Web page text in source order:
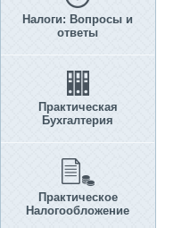
Налоги: Вопросы и
ответы
Практическая
Бухгалтерия
Практическое
Налогообложение